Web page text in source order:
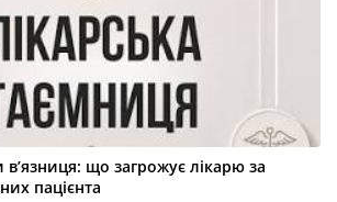
що загрожує лікарю за
пацієнта